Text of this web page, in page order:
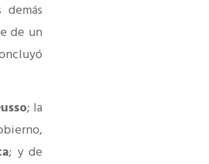
de un
; la
; y de